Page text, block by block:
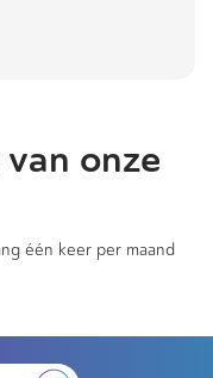
onze
één keer per maand